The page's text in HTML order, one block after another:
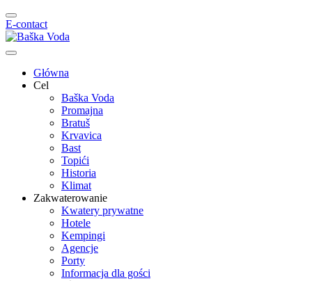
E-contact
Główna
Cel
Baška Voda
Promajna
Bratuš
Krvavica
Bast
Topići
Historia
Klimat
Zakwaterowanie
Kwatery prywatne
Hotele
Kempingi
Agencje
Porty
Informacja dla gości